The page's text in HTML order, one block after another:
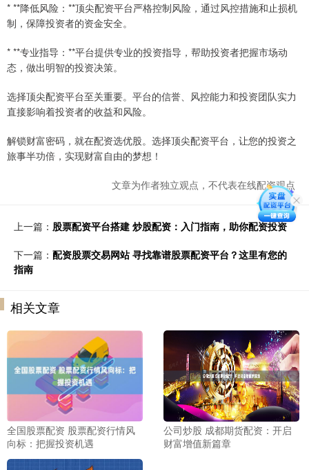
* **降低风险：**顶尖配资平台严格控制风险，通过风控措施和止损机
制，保障投资者的资金安全。
* **专业指导：**平台提供专业的投资指导，帮助投资者把握市场动
态，做出明智的投资决策。
选择顶尖配资平台至关重要。平台的信誉、风控能力和投资团队实力
直接影响着投资者的收益和风险。
解锁财富密码，就在配资选优股。选择顶尖配资平台，让您的投资之
旅事半功倍，实现财富自由的梦想！
文章为作者独立观点，不代表在线配资观点
上一篇： 股票配资平台搭建 炒股配资：入门指南，助你配资投资
下一篇： 配资股票交易网站 寻找靠谱股票配资平台？这里有您的
指南
相关文章
全国股票配资 股票配资行情风
向标：把握投资机遇
公司炒股 成都期货配资：开启
财富增值新篇章